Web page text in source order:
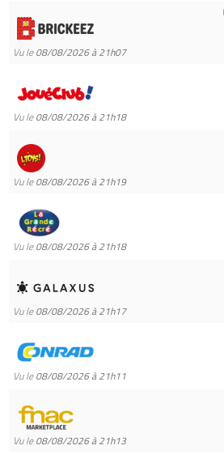
100% LEGO.
Code EAN du LEGO Star Wars 75411 :
Vu le08/08/2026 à 21h07
Vu le08/08/2026 à 21h18
Vu le08/08/2026 à 21h19
Vu le08/08/2026 à 21h18
Vu le08/08/2026 à 21h17
Vu le08/08/2026 à 21h11
Vu le08/08/2026 à 21h13